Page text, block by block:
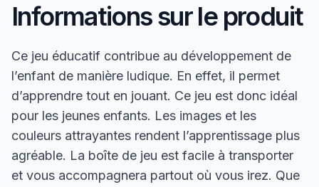
Informations sur le produit
Ce jeu éducatif contribue au développement de
l’enfant de manière ludique. En effet, il permet
d’apprendre tout en jouant. Ce jeu est donc idéal
pour les jeunes enfants. Les images et les
couleurs attrayantes rendent l’apprentissage plus
agréable. La boîte de jeu est facile à transporter
et vous accompagnera partout où vous irez. Que